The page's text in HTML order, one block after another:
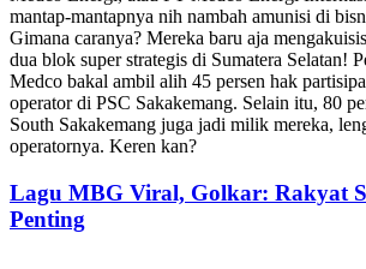
mantap-mantapnya nih nambah amunisi di
Gimana caranya? Mereka baru aja
dua blok super strategis di Sumatera Selatan!
Medco bakal ambil alih 45 persen hak
operator di PSC Sakakemang. Selain itu, 80
South Sakakemang juga jadi milik mereka,
operatornya. Keren kan?
Lagu MBG Viral, Golkar: Rakyat
Penting